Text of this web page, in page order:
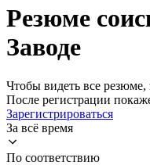
Резюме
Заводе
Чтобы видеть все резюме,
После регистрации
Зарегистрироваться
За всё время
По соответствию